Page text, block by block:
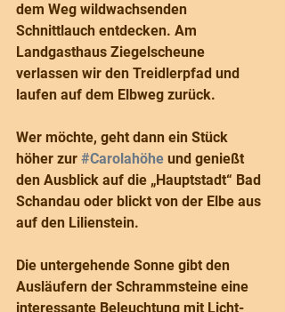
dem Weg wildwachsenden
Schnittlauch entdecken. Am
Landgasthaus Ziegelscheune
verlassen wir den Treidlerpfad und
laufen auf dem Elbweg zurück.
Wer möchte, geht dann ein Stück
höher zur #Carolahöhe und genießt
den Ausblick auf die „Hauptstadt“ Bad
Schandau oder blickt von der Elbe aus
auf den Lilienstein.
Die untergehende Sonne gibt den
Ausläufern der Schrammsteine eine
interessante Beleuchtung mit Licht-